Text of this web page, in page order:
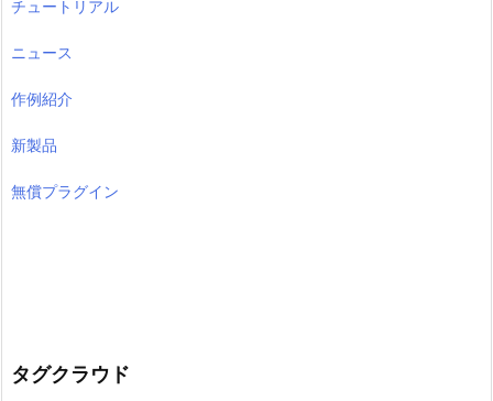
チュートリアル
ニュース
作例紹介
新製品
無償プラグイン
タグクラウド